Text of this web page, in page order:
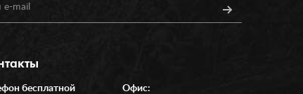
бесплатной
Офис: